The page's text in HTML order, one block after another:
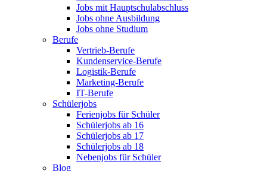
Jobs mit Hauptschulabschluss
Jobs ohne Ausbildung
Jobs ohne Studium
Berufe
Vertrieb-Berufe
Kundenservice-Berufe
Logistik-Berufe
Marketing-Berufe
IT-Berufe
Schülerjobs
Ferienjobs für Schüler
Schülerjobs ab 16
Schülerjobs ab 17
Schülerjobs ab 18
Nebenjobs für Schüler
Blog